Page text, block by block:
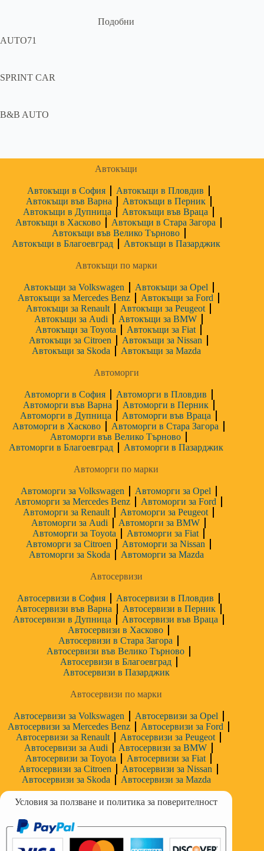
Подобни
AUTO71
SPRINT CAR
B&B AUTO
Автокъщи
Автокъщи в София
Автокъщи в Пловдив
Автокъщи във Варна
Автокъщи в Перник
Автокъщи в Дупница
Автокъщи във Враца
Автокъщи в Хасково
Автокъщи в Стара Загора
Автокъщи във Велико Търново
Автокъщи в Благоевград
Автокъщи в Пазарджик
Автокъщи по марки
Автокъщи за Volkswagen
Автокъщи за Opel
Автокъщи за Mercedes Benz
Автокъщи за Ford
Автокъщи за Renault
Автокъщи за Peugeot
Автокъщи за Audi
Автокъщи за BMW
Автокъщи за Toyota
Автокъщи за Fiat
Автокъщи за Citroen
Автокъщи за Nissan
Автокъщи за Skoda
Автокъщи за Mazda
Автоморги
Автоморги в София
Автоморги в Пловдив
Автоморги във Варна
Автоморги в Перник
Автоморги в Дупница
Автоморги във Враца
Автоморги в Хасково
Автоморги в Стара Загора
Автоморги във Велико Търново
Автоморги в Благоевград
Автоморги в Пазарджик
Автоморги по марки
Автоморги за Volkswagen
Автоморги за Opel
Автоморги за Mercedes Benz
Автоморги за Ford
Автоморги за Renault
Автоморги за Peugeot
Автоморги за Audi
Автоморги за BMW
Автоморги за Toyota
Автоморги за Fiat
Автоморги за Citroen
Автоморги за Nissan
Автоморги за Skoda
Автоморги за Mazda
Автосервизи
Автосервизи в София
Автосервизи в Пловдив
Автосервизи във Варна
Автосервизи в Перник
Автосервизи в Дупница
Автосервизи във Враца
Автосервизи в Хасково
Автосервизи в Стара Загора
Автосервизи във Велико Търново
Автосервизи в Благоевград
Автосервизи в Пазарджик
Автосервизи по марки
Автосервизи за Volkswagen
Автосервизи за Opel
Автосервизи за Mercedes Benz
Автосервизи за Ford
Автосервизи за Renault
Автосервизи за Peugeot
Автосервизи за Audi
Автосервизи за BMW
Автосервизи за Toyota
Автосервизи за Fiat
Автосервизи за Citroen
Автосервизи за Nissan
Автосервизи за Skoda
Автосервизи за Mazda
Условия за ползване и политика за поверителност